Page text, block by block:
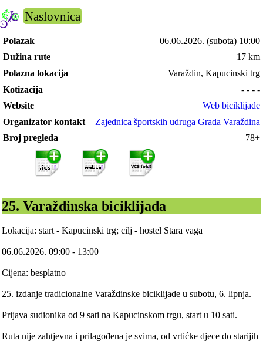
Naslovnica
Polazak 06.06.2026. (subota) 10:00
Dužina rute
17 km
Polazna lokacija
Varaždin, Kapucinski trg
Kotizacija
- - - -
Website
Web biciklijade
Organizator kontakt
Zajednica športskih udruga Grada Varaždina
Broj pregleda
78+
25. Varaždinska biciklijada
Lokacija: start - Kapucinski trg; cilj - hostel Stara vaga
06.06.2026. 09:00 - 13:00
Cijena: besplatno
25. izdanje tradicionalne Varaždinske biciklijade u subotu, 6. lipnja.
Prijava sudionika od 9 sati na Kapucinskom trgu, start u 10 sati.
Ruta nije zahtjevna i prilagođena je svima, od vrtićke djece do starijih